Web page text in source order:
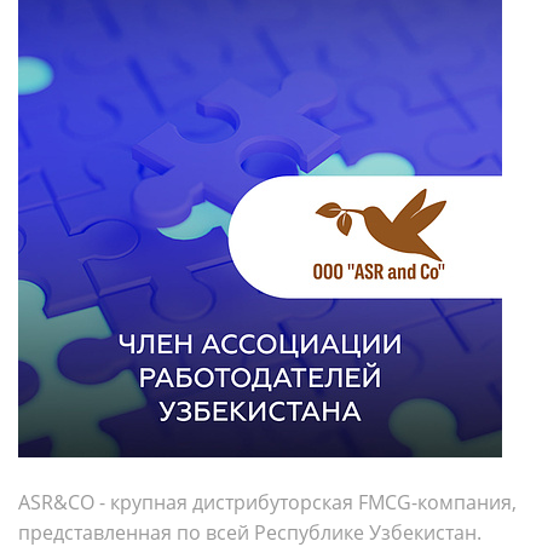
ASR&CO - крупная дистрибуторская FMCG-компания,
представленная по всей Республике Узбекистан.